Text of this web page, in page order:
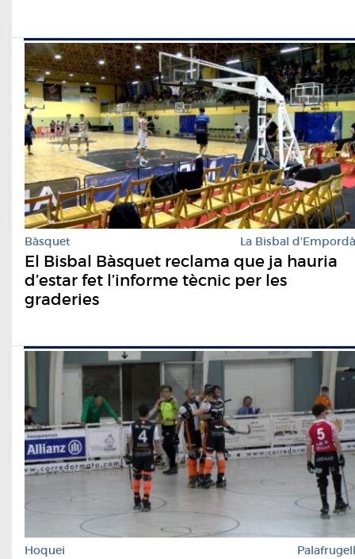
Bàsquet La Bisbal d'Empordà
El Bisbal Bàsquet reclama que ja hauria
d’estar fet l’informe tècnic per les
graderies
Hoquei Palafrugell